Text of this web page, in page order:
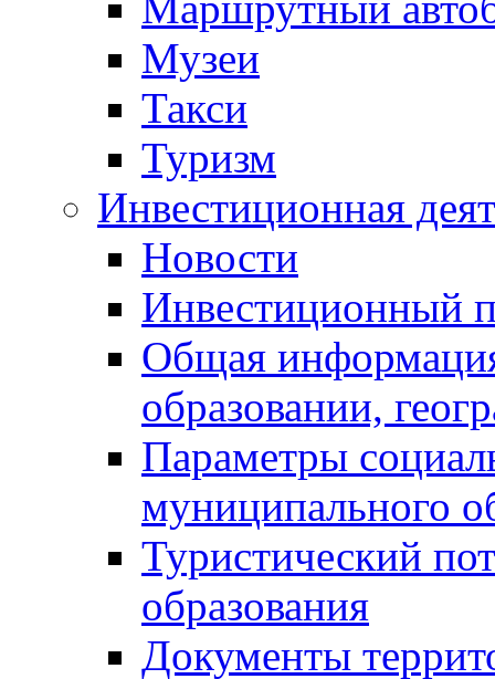
Музеи
Такси
Туризм
Инвестиционная
Новости
Инвестиционный
Общая
образовании,
Параметры
муниципального
Туристический
образования
Документы